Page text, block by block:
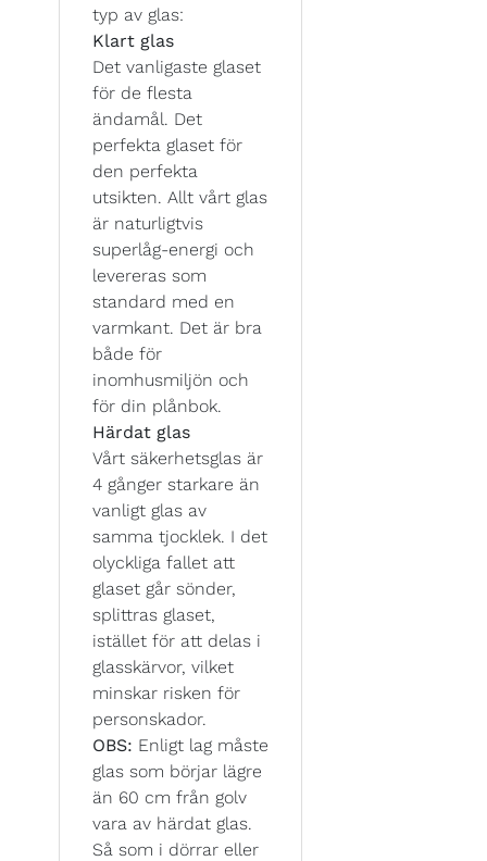
typ av glas:
Klart glas
Det vanligaste glaset
för de flesta
ändamål. Det
perfekta glaset för
den perfekta
utsikten. Allt vårt glas
är naturligtvis
superlåg-energi och
levereras som
standard med en
varmkant. Det är bra
både för
inomhusmiljön och
för din plånbok.
Härdat glas
Vårt säkerhetsglas är
4 gånger starkare än
vanligt glas av
samma tjocklek. I det
olyckliga fallet att
glaset går sönder,
splittras glaset,
istället för att delas i
glasskärvor, vilket
minskar risken för
personskador.
OBS: Enligt lag måste
glas som börjar lägre
än 60 cm från golv
vara av härdat glas.
Så som i dörrar eller